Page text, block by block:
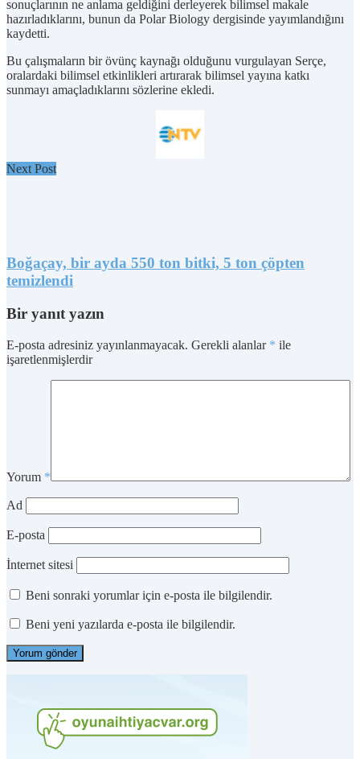
sonuçlarının ne anlama geldiğini derleyerek bilimsel makale
hazırladıklarını, bunun da Polar Biology dergisinde yayımlandığını
kaydetti.
Bu çalışmaların bir övünç kaynağı olduğunu vurgulayan Serçe,
oralardaki bilimsel etkinlikleri artırarak bilimsel yayına katkı
sunmayı amaçladıklarını sözlerine ekledi.
Next Post
Boğaçay, bir ayda 550 ton bitki, 5 ton çöpten
temizlendi
Bir yanıt yazın
E-posta adresiniz yayınlanmayacak. Gerekli alanlar * ile
işaretlenmişlerdir
Yorum *
Ad
E-posta
İnternet sitesi
Beni sonraki yorumlar için e-posta ile bilgilendir.
Beni yeni yazılarda e-posta ile bilgilendir.